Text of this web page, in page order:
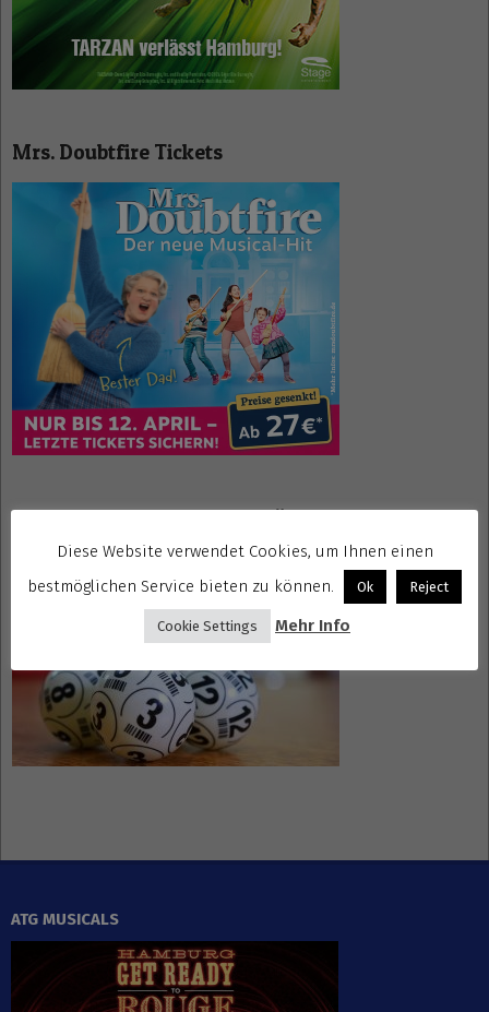
Mrs. Doubtfire Tickets
Gewinnspiele kostenlos seriös
ATG MUSICALS
Diese Website verwendet Cookies, um Ihnen einen
bestmöglichen Service bieten zu können.
Ok Reject
Cookie Settings Mehr Info